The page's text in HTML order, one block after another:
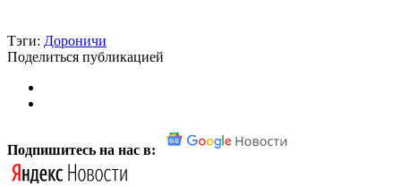
Тэги: Дороничи
Поделиться публикацией
Подпишитесь на нас в: